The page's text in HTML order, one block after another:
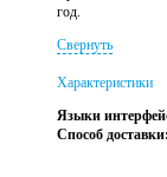
год.
Свернуть
Характеристики
Языки
Способ доставки: